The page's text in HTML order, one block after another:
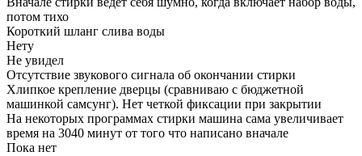
потом тихо
Короткий шланг слива воды
Нету
Не увидел
Отсутствие звукового сигнала об окончании стирки
Хлипкое крепление дверцы (сравниваю с бюджетной
машинкой самсунг). Нет четкой фиксации при закрытии
На некоторых программах стирки машина сама увеличивает
время на 3040 минут от того что написано вначале
Пока нет